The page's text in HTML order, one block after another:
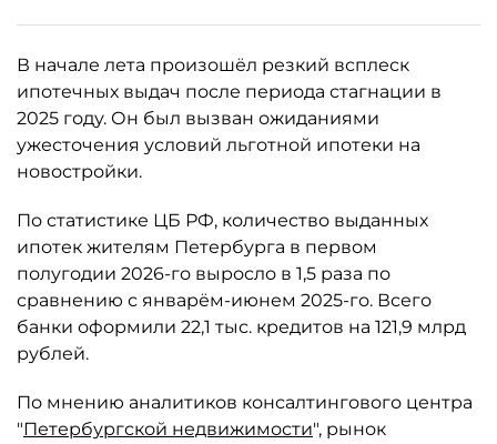
В начале лета произошёл резкий всплеск
ипотечных выдач после периода стагнации в
2025 году. Он был вызван ожиданиями
ужесточения условий льготной ипотеки на
новостройки.
По статистике ЦБ РФ, количество выданных
ипотек жителям Петербурга в первом
полугодии 2026-го выросло в 1,5 раза по
сравнению с январём-июнем 2025-го. Всего
банки оформили 22,1 тыс. кредитов на 121,9 млрд
рублей.
По мнению аналитиков консалтингового центра
"Петербургской недвижимости", рынок